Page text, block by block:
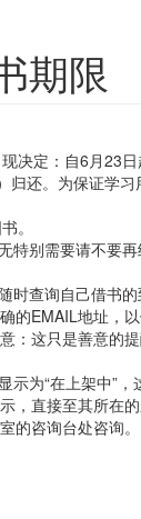
期限
决定：自6月23
归还。为保证学
。
特别需要请不要
时查询自己借书
的EMAIL地址，
：这只是善意的
示为“在上架中”
，直接至其所在
的咨询台处咨询。